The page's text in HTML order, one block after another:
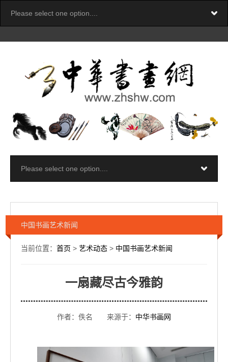
中国书画艺术新闻
当前位置： 首页 > 艺术动态 > 中国书画艺术新闻
一扇藏尽古今雅韵
作者：佚名 来源于： 中华书画网